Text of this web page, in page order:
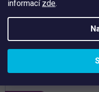
informací zde.
Vysoký obsah